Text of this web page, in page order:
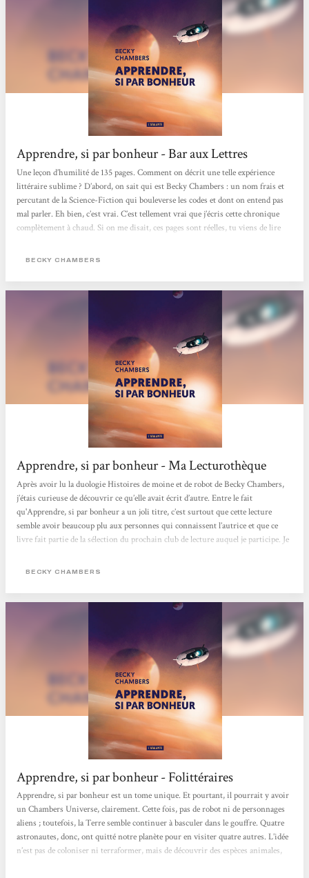
Apprendre, si par bonheur - Bar aux Lettres
Une leçon d’humilité de 135 pages. Comment on décrit une telle expérience
littéraire sublime ? D’abord, on sait qui est Becky Chambers : un nom frais et
percutant de la Science-Fiction qui bouleverse les codes et dont on entend pas
mal parler. Eh bien, c’est vrai. C’est tellement vrai que j’écris cette chronique
complètement à chaud. Si on me disait, ces pages sont réelles, tu viens de lire
fermés.C’est limpide. C’est plus que limpide, c’est plausible et millimétré. On...
BECKY CHAMBERS
Apprendre, si par bonheur - Ma Lecturothèque
Après avoir lu la duologie Histoires de moine et de robot de Becky Chambers,
j’étais curieuse de découvrir ce qu’elle avait écrit d’autre. Entre le fait
qu'Apprendre, si par bonheur a un joli titre, c’est surtout que cette lecture
semble avoir beaucoup plu aux personnes qui connaissent l’autrice et que ce
livre fait partie de la sélection du prochain club de lecture auquel je participe. Je
un peu perdue : je ne sais pour quelle raison, je m’attendais de nouveau à un
BECKY CHAMBERS
Apprendre, si par bonheur - Folittéraires
Apprendre, si par bonheur est un tome unique. Et pourtant, il pourrait y avoir
un Chambers Universe, clairement. Cette fois, pas de robot ni de personnages
aliens ; toutefois, la Terre semble continuer à basculer dans le gouffre. Quatre
astronautes, donc, ont quitté notre planète pour en visiter quatre autres. L’idée
n’est pas de coloniser ni terraformer, mais de découvrir des espèces animales,